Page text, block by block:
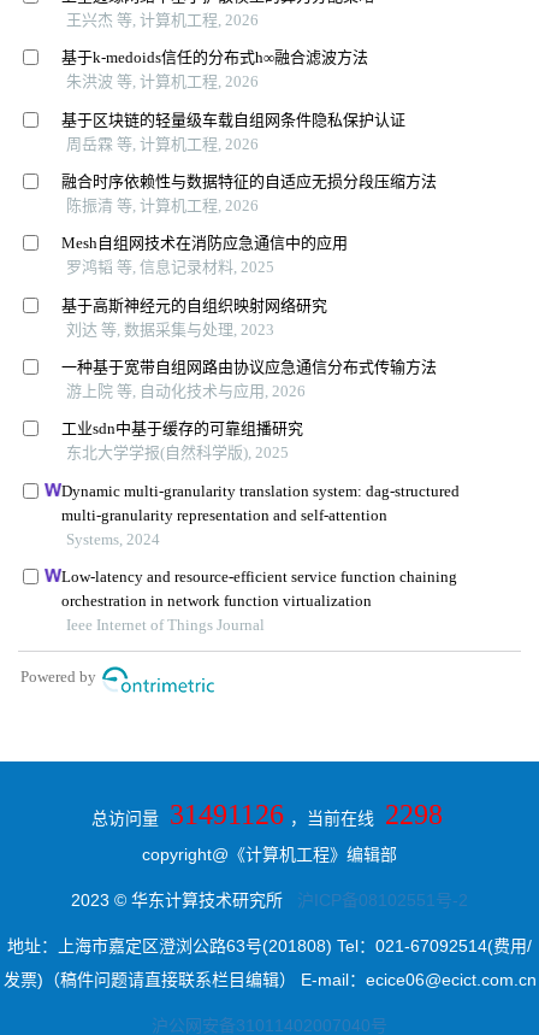
总访问量 31491126 ，当前在线 2298
copyright@《计算机工程》编辑部
2023 © 华东计算技术研究所 沪ICP备08102551号-2
地址：上海市嘉定区澄浏公路63号(201808) Tel：021-67092514(费用/
发票)（稿件问题请直接联系栏目编辑） E-mail：ecice06@ecict.com.cn
沪公网安备31011402007040号